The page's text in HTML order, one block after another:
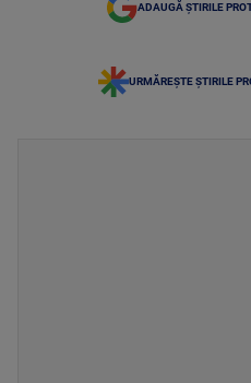
ADAUGĂ ȘTIRILE
URMĂREȘTE ȘTIRILE